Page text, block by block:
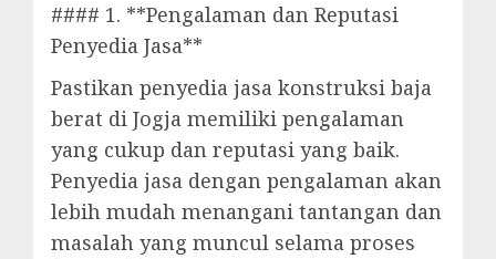
#### 1. **Pengalaman dan Reputasi
Penyedia Jasa**
Pastikan penyedia jasa konstruksi baja
berat di Jogja memiliki pengalaman
yang cukup dan reputasi yang baik.
Penyedia jasa dengan pengalaman akan
lebih mudah menangani tantangan dan
masalah yang muncul selama proses